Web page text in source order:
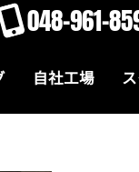
048-961-
自社工場